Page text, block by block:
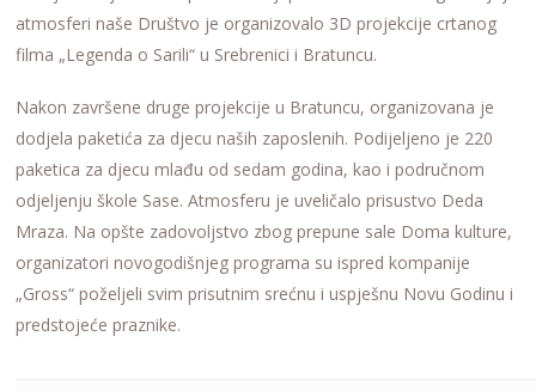
atmosferi naše Društvo je organizovalo 3D projekcije crtanog
filma „Legenda o Sarili“ u Srebrenici i Bratuncu.
Nakon završene druge projekcije u Bratuncu, organizovana je
dodjela paketića za djecu naših zaposlenih. Podijeljeno je 220
paketica za djecu mlađu od sedam godina, kao i područnom
odjeljenju škole Sase. Atmosferu je uveličalo prisustvo Deda
Mraza. Na opšte zadovoljstvo zbog prepune sale Doma kulture,
organizatori novogodišnjeg programa su ispred kompanije
„Gross“ poželjeli svim prisutnim srećnu i uspješnu Novu Godinu i
predstojeće praznike.